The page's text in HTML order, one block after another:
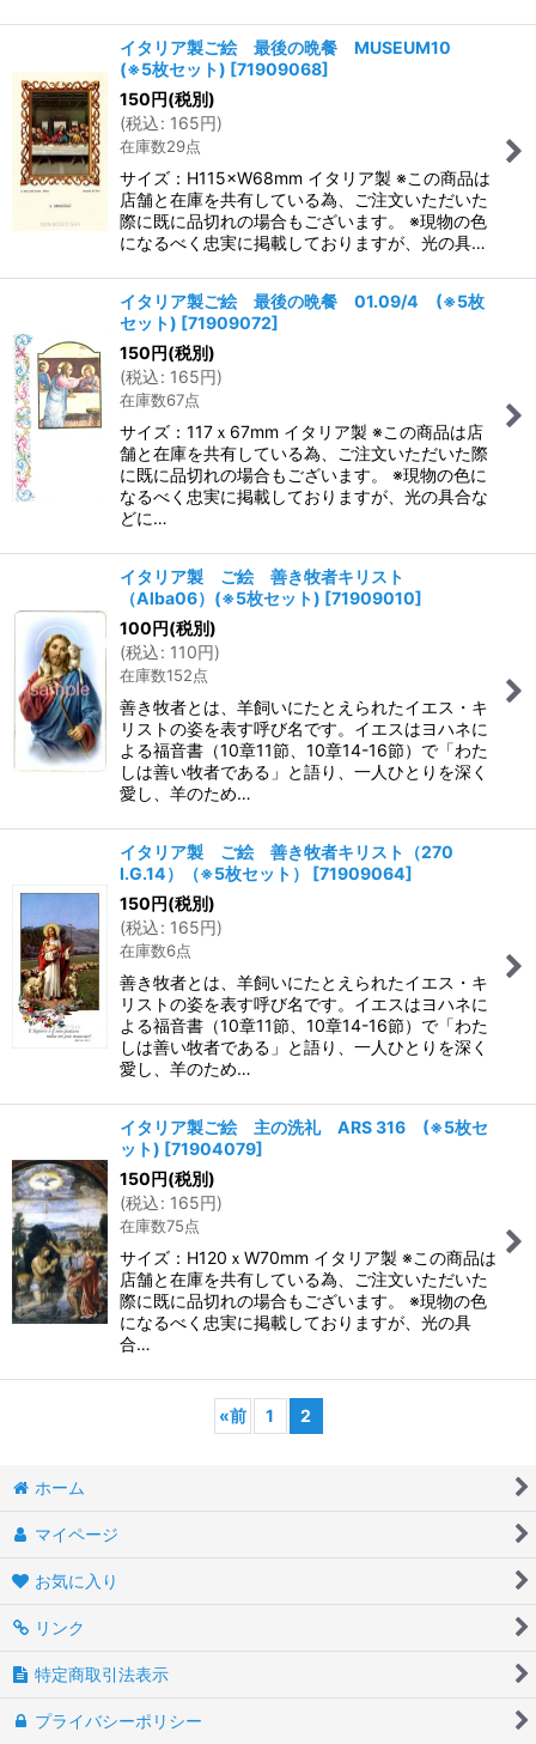
イタリア製ご絵 最後の晩餐 MUSEUM10
(※5枚セット) [71909068]
150円(税別)
(税込: 165円)
在庫数29点
サイズ：H115×W68mm イタリア製 ※この商品は
店舗と在庫を共有している為、ご注文いただいた
際に既に品切れの場合もございます。 ※現物の色
になるべく忠実に掲載しておりますが、光の具…
イタリア製ご絵 最後の晩餐 01.09/4 (※5枚
セット) [71909072]
150円(税別)
(税込: 165円)
在庫数67点
サイズ：117ｘ67mm イタリア製 ※この商品は店
舗と在庫を共有している為、ご注文いただいた際
に既に品切れの場合もございます。 ※現物の色に
なるべく忠実に掲載しておりますが、光の具合な
どに…
イタリア製 ご絵 善き牧者キリスト
（Alba06）(※5枚セット) [71909010]
100円(税別)
(税込: 110円)
在庫数152点
善き牧者とは、羊飼いにたとえられたイエス・キ
リストの姿を表す呼び名です。イエスはヨハネに
よる福音書（10章11節、10章14-16節）で「わた
しは善い牧者である」と語り、一人ひとりを深く
愛し、羊のため…
イタリア製 ご絵 善き牧者キリスト（270
I.G.14）（※5枚セット）
[71909064]
150円(税別)
(税込: 165円)
在庫数6点
善き牧者とは、羊飼いにたとえられたイエス・キ
リストの姿を表す呼び名です。イエスはヨハネに
よる福音書（10章11節、10章14-16節）で「わた
しは善い牧者である」と語り、一人ひとりを深く
愛し、羊のため…
イタリア製ご絵 主の洗礼 ARS 316 (※5枚セ
ット) [71904079]
150円(税別)
(税込: 165円)
在庫数75点
サイズ：H120ｘW70mm イタリア製 ※この商品は
店舗と在庫を共有している為、ご注文いただいた
際に既に品切れの場合もございます。 ※現物の色
になるべく忠実に掲載しておりますが、光の具
合…
«前 1 2
ホーム
マイページ
お気に入り
リンク
特定商取引法表示
プライバシーポリシー